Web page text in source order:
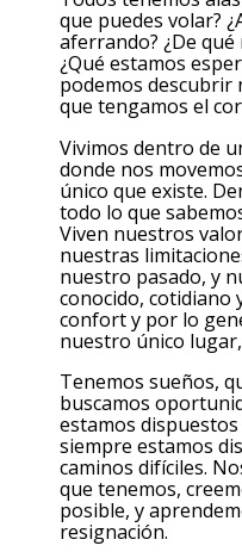
que puedes volar?
aferrando? ¿De
¿Qué estamos
podemos descubrir
que tengamos el
Vivimos dentro de
donde nos
único que existe.
todo lo que
Viven nuestros
nuestras
nuestro pasado, y
conocido, cotidiano
confort y por lo
nuestro único
Tenemos sueños,
buscamos
estamos
siempre estamos
caminos difíciles.
que tenemos,
posible, y
resignación.